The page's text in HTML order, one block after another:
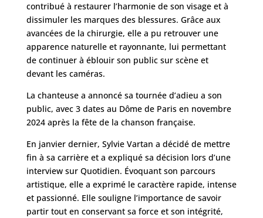
contribué à restaurer l’harmonie de son visage et à
dissimuler les marques des blessures. Grâce aux
avancées de la chirurgie, elle a pu retrouver une
apparence naturelle et rayonnante, lui permettant
de continuer à éblouir son public sur scène et
devant les caméras.
La chanteuse a annoncé sa tournée d’adieu a son
public, avec 3 dates au Dôme de Paris en novembre
2024 après la fête de la chanson française.
En janvier dernier, Sylvie Vartan a décidé de mettre
fin à sa carrière et a expliqué sa décision lors d’une
interview sur Quotidien. Évoquant son parcours
artistique, elle a exprimé le caractère rapide, intense
et passionné. Elle souligne l’importance de savoir
partir tout en conservant sa force et son intégrité,